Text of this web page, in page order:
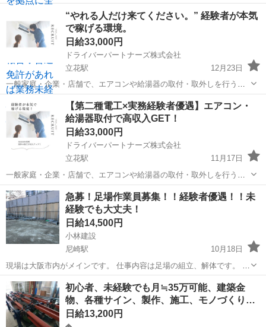
します。 ・お昼には進捗報告、15時頃には業務報告を行います。 ・普
通自動車免許があれば未経験でもOK! ※北海道から沖縄まで、全国各
地へ出張します。 ・紹介...
尼崎駅 その他
“やれる人だけ来てください。” 経験者が本気
で稼げる環境。
日給33,000円
ドライバーパートナーズ株式会社
立花駅
12月23日
一般家庭・企業・店舗で、エアコンや給湯器の取付・取外しを行う業
務です。 大手家電量販店との契約により、年間を通じて安定した案件
数を確保しています。 閑散期はリフォーム関連案件もあり、安定的に
稼げる環境です。 【勤務地】 全...
立花駅 その他 出来高制
【第二種電工×実務経験者優遇】エアコン・
給湯器取付で高収入GET！
日給33,000円
ドライバーパートナーズ株式会社
立花駅
11月17日
一般家庭・企業・店舗で、エアコンや給湯器の取付・取外しを行う業
務です。 大手家電量販店との契約により、年間を通じて安定した案件
数を確保しています。 閑散期はリフォーム関連案件もあり、安定的に
稼げる環境です。 【勤務地】 全...
兵庫 尼崎市 立花駅 その他 給湯器
急募！足場作業員募集！！経験者優遇！！未
経験でも大丈夫！
日給14,500円
小林建設
尼崎駅
10月18日
現場は大阪市内がメインです。 仕事内容は足場の組立、解体です。 経
験者優遇します！ 未経験の方でも１から丁寧に教えていきます！ 資格
取得応援します！！ 運転免許あれば助かります。 試用期間あり。 集
合は早いですが仕事自体は...
兵庫 尼崎市 尼崎駅 その他 足場
初心者、未経験でも月≒35万可能、建築金
物、各種サイン、製作、施工、モノづくり…
日給13,200円